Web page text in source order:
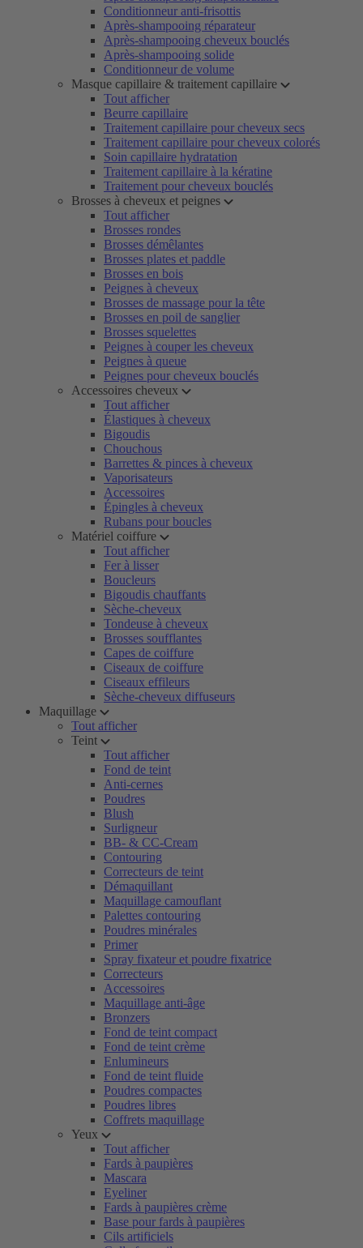
Conditionneur anti-frisottis
Après-shampooing réparateur
Après-shampooing cheveux bouclés
Après-shampooing solide
Conditionneur de volume
Masque capillaire & traitement capillaire
Tout afficher
Beurre capillaire
Traitement capillaire pour cheveux secs
Traitement capillaire pour cheveux colorés
Soin capillaire hydratation
Traitement capillaire à la kératine
Traitement pour cheveux bouclés
Brosses à cheveux et peignes
Tout afficher
Brosses rondes
Brosses démêlantes
Brosses plates et paddle
Brosses en bois
Peignes à cheveux
Brosses de massage pour la tête
Brosses en poil de sanglier
Brosses squelettes
Peignes à couper les cheveux
Peignes à queue
Peignes pour cheveux bouclés
Accessoires cheveux
Tout afficher
Élastiques à cheveux
Bigoudis
Chouchous
Barrettes & pinces à cheveux
Vaporisateurs
Accessoires
Épingles à cheveux
Rubans pour boucles
Matériel coiffure
Tout afficher
Fer à lisser
Boucleurs
Bigoudis chauffants
Sèche-cheveux
Tondeuse à cheveux
Brosses soufflantes
Capes de coiffure
Ciseaux de coiffure
Ciseaux effileurs
Sèche-cheveux diffuseurs
Maquillage
Tout afficher
Teint
Tout afficher
Fond de teint
Anti-cernes
Poudres
Blush
Surligneur
BB- & CC-Cream
Contouring
Correcteurs de teint
Démaquillant
Maquillage camouflant
Palettes contouring
Poudres minérales
Primer
Spray fixateur et poudre fixatrice
Correcteurs
Accessoires
Maquillage anti-âge
Bronzers
Fond de teint compact
Fond de teint crème
Enlumineurs
Fond de teint fluide
Poudres compactes
Poudres libres
Coffrets maquillage
Yeux
Tout afficher
Fards à paupières
Mascara
Eyeliner
Fards à paupières crème
Base pour fards à paupières
Cils artificiels